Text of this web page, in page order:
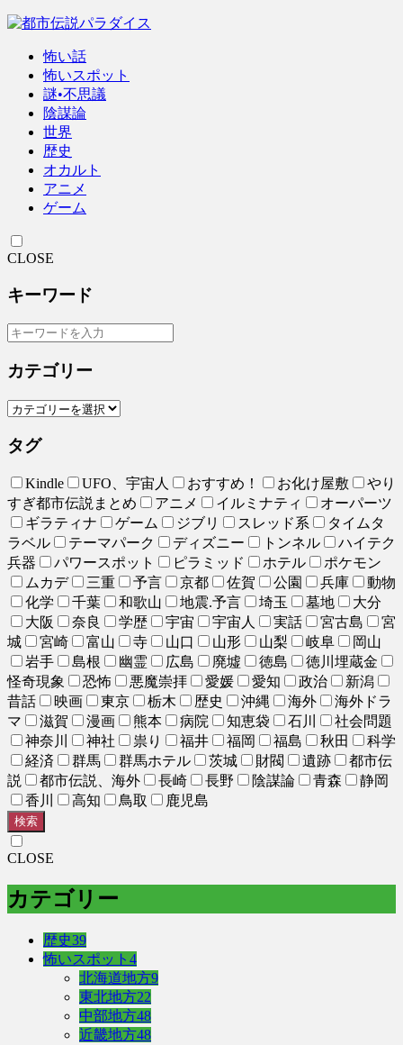
怖い話
怖いスポット
謎•不思議
陰謀論
世界
歴史
オカルト
アニメ
ゲーム
CLOSE
キーワード
カテゴリー
タグ
Kindle UFO、宇宙人 おすすめ！ お化け屋敷
やり
すぎ都市伝説まとめ
アニメ イルミナティ
オーパーツ
ギラティナ
ゲーム ジブリ スレッド系
タイムタ
ラベル
テーマパーク ディズニー トンネル
ハイテク
兵器
パワースポット ピラミッド ホテル
ポケモン
ムカデ
三重 予言 京都 佐賀 公園 兵庫
動物
化学
千葉 和歌山 地震.予言 埼玉 墓地
大分
大阪
奈良 学歴 宇宙 宇宙人 実話 宮古島
宮
城
宮崎 富山 寺 山口 山形 山梨 岐阜
岡山
岩手
島根 幽霊 広島 廃墟 徳島
徳川埋蔵金
怪奇現象
恐怖 悪魔崇拝 愛媛 愛知 政治
新潟
昔話
映画 東京 栃木 歴史 沖縄 海外
海外ドラ
マ
滋賀 漫画 熊本 病院 知恵袋 石川
社会問題
神奈川
神社 祟り 福井 福岡 福島 秋田
科学
経済
群馬 群馬ホテル 茨城 財閥 遺跡
都市伝
説
都市伝説、海外 長崎 長野 陰謀論 青森
静岡
香川
高知 鳥取 鹿児島
検索
CLOSE
カテゴリー
歴史39
怖いスポット 4
北海道地方9
東北地方22
中部地方48
近畿地方48